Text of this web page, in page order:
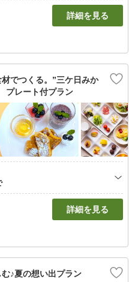
詳細を見る
材でつくる。”三ケ日みか
プレート付プラン
詳細を見る
む♪夏の想い出プラン